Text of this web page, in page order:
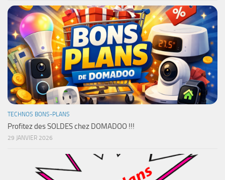
TECHNOS BONS-PLANS
Profitez des SOLDES chez DOMADOO !!!
29 JANVIER 2026